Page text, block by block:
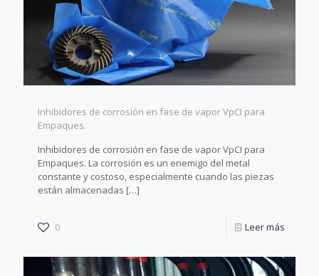
Inhibidores de corrosión en fase de vapor VpCI para
Empaques.
Inhibidores de corrosión en fase de vapor VpCI para
Empaques. La corrosión es un enemigo del metal
constante y costoso, especialmente cuando las piezas
están almacenadas […]
0 Leer más